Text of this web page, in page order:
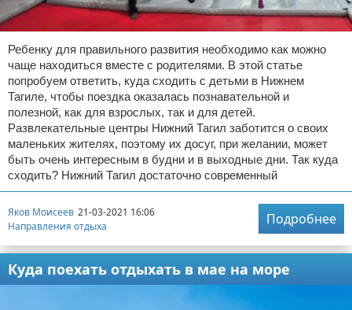
Ребенку для правильного развития необходимо как можно
чаще находиться вместе с родителями. В этой статье
попробуем ответить, куда сходить с детьми в Нижнем
Тагиле, чтобы поездка оказалась познавательной и
полезной, как для взрослых, так и для детей.
Развлекательные центры Нижний Тагил заботится о своих
маленьких жителях, поэтому их досуг, при желании, может
быть очень интересным в будни и в выходные дни. Так куда
сходить? Нижний Тагил достаточно современный
Яков Моисеев 21-03-2021 16:06
Направления отдыха
Подробнее
Куда поехать отдыхать в мае на море